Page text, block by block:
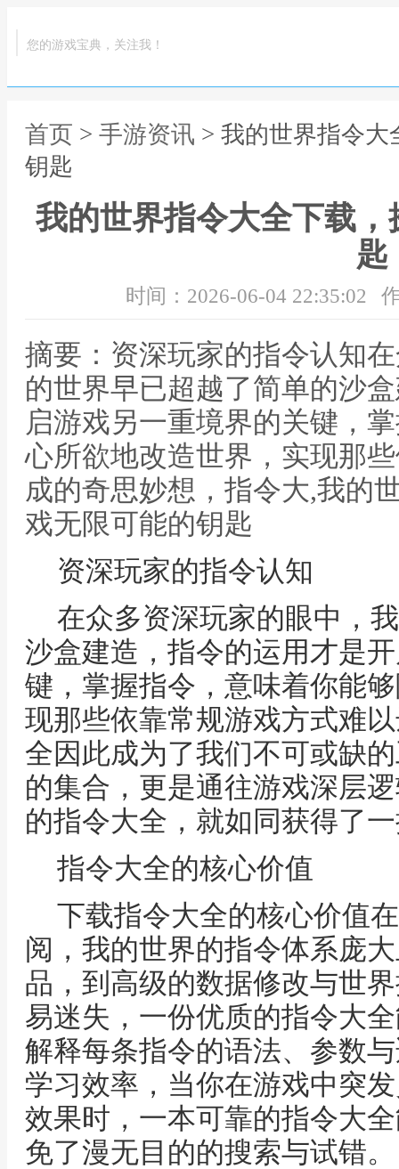
您的游戏宝典，关注我！
首页 > 手游资讯 > 我的世界指令
钥匙
我的世界指令大全下载
匙
时间：2026-06-04 22:35:02
摘要：资深玩家的指令认知
的世界早已超越了简单的沙
启游戏另一重境界的关键，
心所欲地改造世界，实现那
成的奇思妙想，指令大,我的
戏无限可能的钥匙
资深玩家的指令认知
在众多资深玩家的眼中，
沙盒建造，指令的运用才是
键，掌握指令，意味着你能
现那些依靠常规游戏方式难
全因此成为了我们不可或缺
的集合，更是通往游戏深层
的指令大全，就如同获得了
指令大全的核心价值
下载指令大全的核心价值
阅，我的世界的指令体系庞
品，到高级的数据修改与世
易迷失，一份优质的指令大
解释每条指令的语法、参数
学习效率，当你在游戏中突
效果时，一本可靠的指令大
免了漫无目的的搜索与试错。